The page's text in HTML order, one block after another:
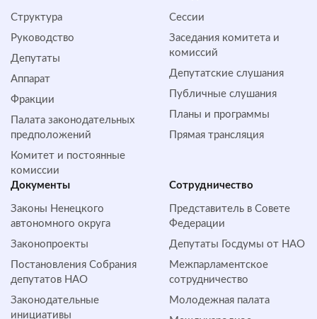
Структура
Руководство
Депутаты
Аппарат
Фракции
Палата законодательных
предположений
Комитет и постоянные
комиссии
Сессии
Заседания комитета и
комиссий
Депутатские слушания
Публичные слушания
Планы и программы
Прямая трансляция
Документы
Законы Ненецкого
автономного округа
Законопроекты
Постановления Собрания
депутатов НАО
Законодательные
инициативы
Сотрудничество
Представитель в Совете
Федерации
Депутаты Госдумы от НАО
Межпарламентское
сотрудничество
Молодежная палата